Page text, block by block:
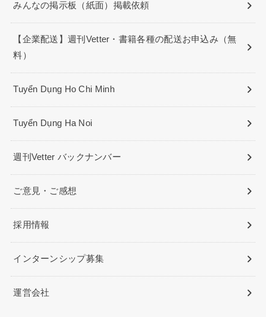
みんなの掲示板（紙面）掲載依頼
【企業配送】週刊Vetter・書籍各種の配送お申込み（無
料）
Tuyển Dụng Ho Chi Minh
Tuyển Dụng Ha Noi
週刊Vetter バックナンバー
ご意見・ご感想
採用情報
インターンシップ募集
運営会社